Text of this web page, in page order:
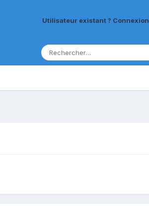
Utilisateur existant ? Connexion